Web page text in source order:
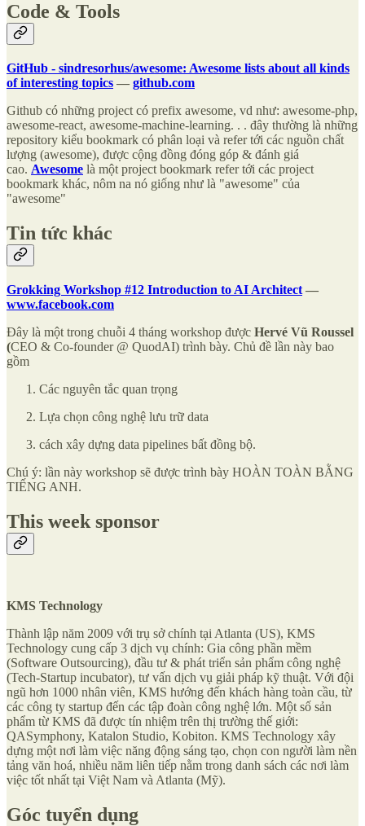
Code & Tools
GitHub - sindresorhus/awesome: Awesome lists about all kinds
of interesting topics — github.com
Github có những project có prefix awesome, vd như: awesome-php,
awesome-react, awesome-machine-learning. . . đây thường là những
repository kiểu bookmark có phân loại và refer tới các nguồn chất
lượng (awesome), được cộng đồng đóng góp & đánh giá
cao. Awesome là một project bookmark refer tới các project
bookmark khác, nôm na nó giống như là "awesome" của
"awesome"
Tin tức khác
Grokking Workshop #12 Introduction to AI Architect —
www.facebook.com
Đây là một trong chuỗi 4 tháng workshop được Hervé Vũ Roussel
(CEO & Co-founder @ QuodAI) trình bày. Chủ đề lần này bao
gồm
Các nguyên tắc quan trọng
Lựa chọn công nghệ lưu trữ data
cách xây dựng data pipelines bất đồng bộ.
Chú ý: lần này workshop sẽ được trình bày HOÀN TOÀN BẰNG
TIẾNG ANH.
This week sponsor
KMS Technology
Thành lập năm 2009 với trụ sở chính tại Atlanta (US), KMS
Technology cung cấp 3 dịch vụ chính: Gia công phần mềm
(Software Outsourcing), đầu tư & phát triển sản phẩm công nghệ
(Tech-Startup incubator), tư vấn dịch vụ giải pháp kỹ thuật. Với đội
ngũ hơn 1000 nhân viên, KMS hướng đến khách hàng toàn cầu, từ
các công ty startup đến các tập đoàn công nghệ lớn. Một số sản
phẩm từ KMS đã được tín nhiệm trên thị trường thế giới:
QASymphony, Katalon Studio, Kobiton. KMS Technology xây
dựng một nơi làm việc năng động sáng tạo, chọn con người làm nền
tảng văn hoá, nhiều năm liên tiếp nằm trong danh sách các nơi làm
việc tốt nhất tại Việt Nam và Atlanta (Mỹ).
Góc tuyển dụng